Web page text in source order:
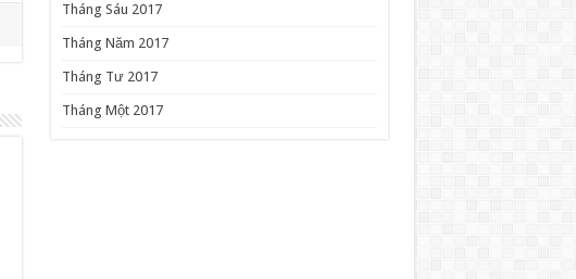
Tháng Sáu 2017
Tháng Năm 2017
Tháng Tư 2017
Tháng Một 2017